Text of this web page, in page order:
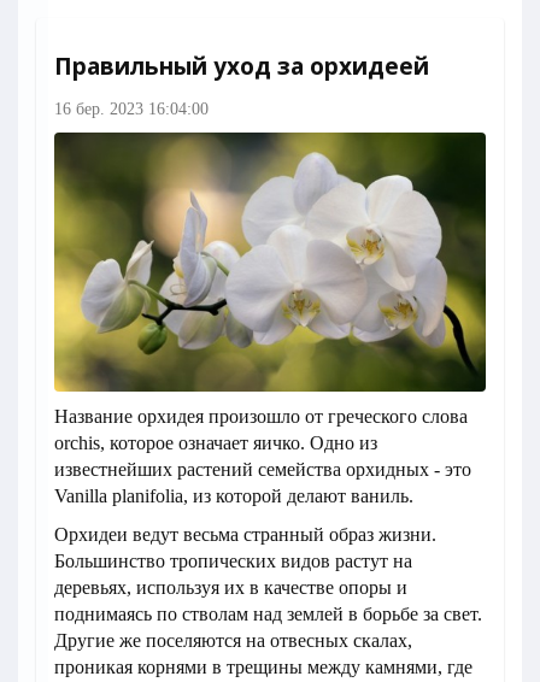
Правильный уход за орхидеей
16 бер. 2023 16:04:00
Название орхидея произошло от греческого слова
orchis, которое означает яичко. Одно из
известнейших растений семейства орхидных - это
Vanilla planifolia, из которой делают ваниль.
Орхидеи ведут весьма странный образ жизни.
Большинство тропических видов растут на
деревьях, используя их в качестве опоры и
поднимаясь по стволам над землей в борьбе за свет.
Другие же поселяются на отвесных скалах,
проникая корнями в трещины между камнями, где